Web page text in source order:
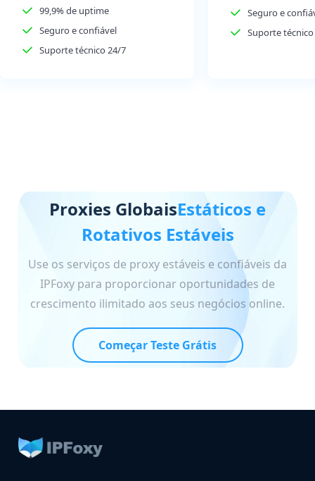
99,9% de uptime
Seguro e confiável
Suporte técnico 24/7
Seguro e
Suporte
Proxies GlobaisEstáticos e
Rotativos Estáveis
Use os serviços de proxy estáveis e confiáveis da
IPFoxy para proporcionar oportunidades de
crescimento ilimitado aos seus negócios online.
Começar Teste Grátis